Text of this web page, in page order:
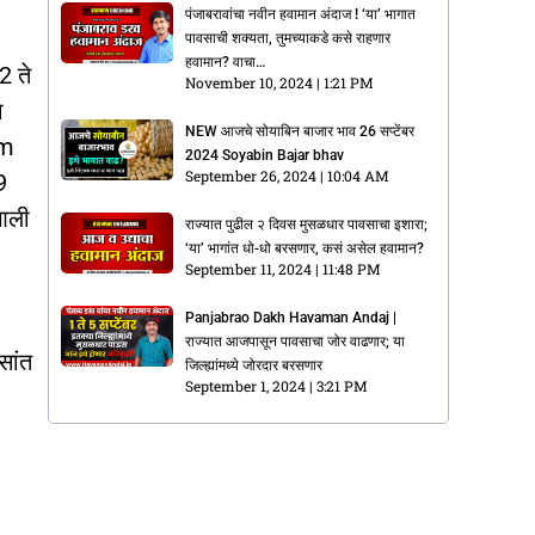
ते
पंजाबरावांचा नवीन हवामान अंदाज ! ‘या’ भागात
पावसाची शक्यता, तुमच्याकडे कसे राहणार
हवामान? वाचा…
November 10, 2024 1:21 PM
NEW आजचे सोयाबिन बाजार भाव 26 सप्टेंबर
2024 Soyabin Bajar bhav
September 26, 2024 10:04 AM
राज्यात पुढील २ दिवस मुसळधार पावसाचा इशारा;
‘या’ भागांत धो-धो बरसणार, कसं असेल हवामान?
September 11, 2024 11:48 PM
Panjabrao Dakh Havaman Andaj |
राज्यात आजपासून पावसाचा जोर वाढणार; या
जिल्ह्यांमध्ये जोरदार बरसणार
September 1, 2024 3:21 PM